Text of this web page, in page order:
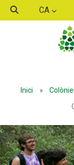
CA
Inici »